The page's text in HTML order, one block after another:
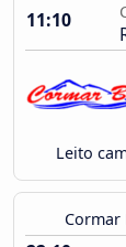
11:10
Leito
Cormar